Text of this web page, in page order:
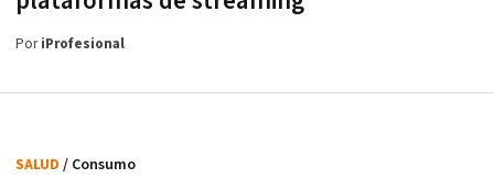
PoriProfesional
SALUD / Consumo